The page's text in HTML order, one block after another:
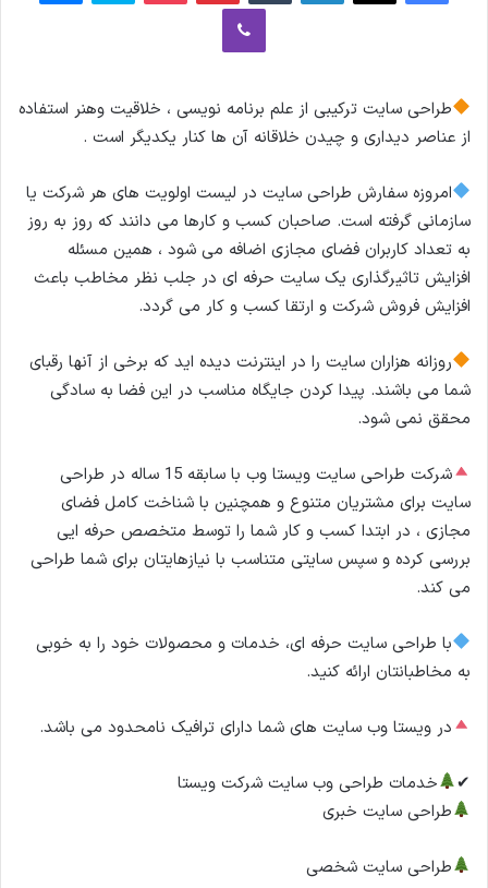
ی
ل
وایبر
طراحی سایت ترکیبی از علم برنامه نویسی ، خلاقیت وهنر استفاده
از عناصر دیداری و چیدن خلاقانه آن ها کنار یکدیگر است .
امروزه سفارش طراحی سایت در لیست اولویت های هر شرکت یا
سازمانی گرفته است. صاحبان کسب و کارها می دانند که روز به روز
به تعداد کاربران فضای مجازی اضافه می شود ، همین مسئله
افزایش تاثیرگذاری یک سایت حرفه ای در جلب نظر مخاطب باعث
افزایش فروش شرکت و ارتقا کسب و کار می گردد.
روزانه هزاران سایت را در اینترنت دیده اید که برخی از آنها رقبای
شما می باشند. پیدا کردن جایگاه مناسب در این فضا به سادگی
محقق نمی شود.
شرکت طراحی سایت ویستا وب با سابقه 15 ساله در طراحی
سایت برای مشتریان متنوع و همچنین با شناخت کامل فضای
مجازی ، در ابتدا کسب و کار شما را توسط متخصص حرفه ایی
بررسی کرده و سپس سایتی متناسب با نیازهایتان برای شما طراحی
می کند.
با طراحی سایت حرفه ای، خدمات و محصولات خود را به خوبی
به مخاطبانتان ارائه کنید.
در ویستا وب سایت های شما دارای ترافیک نامحدود می باشد.
✔
خدمات طراحی وب سایت شرکت ویستا
طراحی سایت خبری
طراحی سایت شخصی